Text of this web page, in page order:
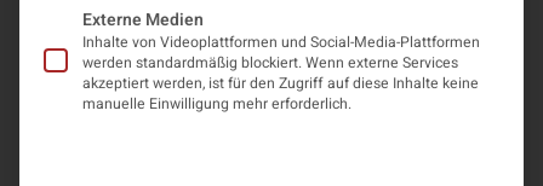
Externe Medien
Inhalte von Videoplattformen und Social-Media-Plattformen
werden standardmäßig blockiert. Wenn externe Services
akzeptiert werden, ist für den Zugriff auf diese Inhalte keine
manuelle Einwilligung mehr erforderlich.